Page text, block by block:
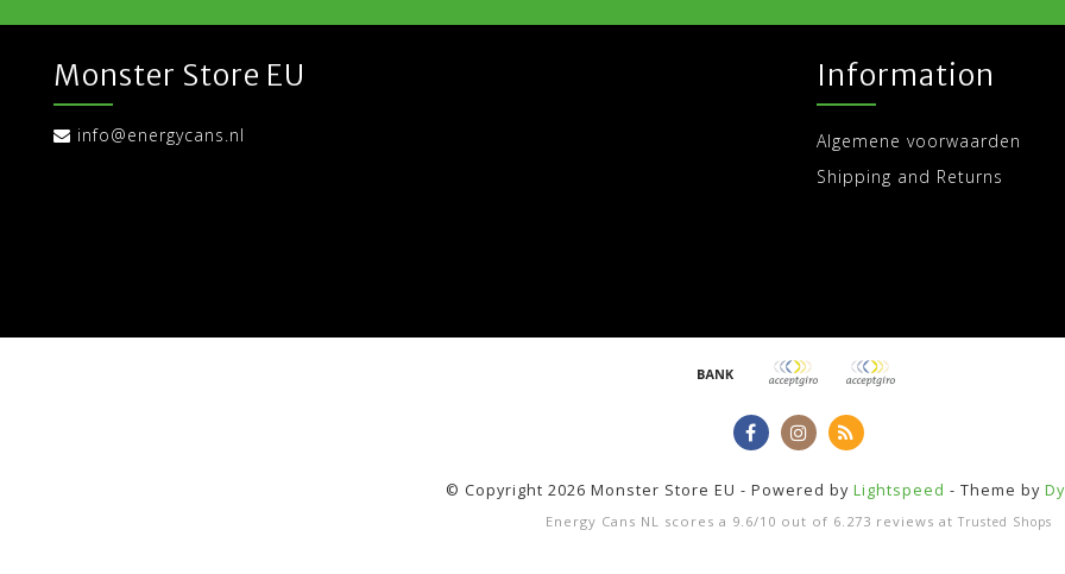
Monster Store EU
info@energycans.nl
Information
Algemene voorwaarden
Shipping and Returns
© Copyright 2026 Monster Store EU - Powered by Lightspeed - Theme by
Energy Cans NL scores a 9.6/10 out of 6.273 reviews at Trusted Shops